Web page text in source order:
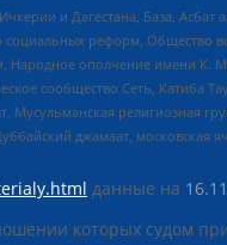
и Дагестана, База, Асбат
реформ,
ополчение имени
сообщество Сеть,
Мусульманская
джамаат,
данные на
которых судом